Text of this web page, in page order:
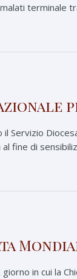
terminale
Servizio
al fine di
in cui la